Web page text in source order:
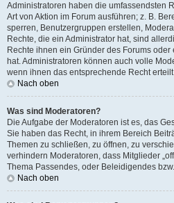
Administratoren haben die umfassendsten
Art von Aktion im Forum ausführen; z. B.
sperren, Benutzergruppen erstellen,
Rechte, die ein Administrator hat, sind
Rechte ihnen ein Gründer des Forums
hat. Administratoren können auch volle
wenn ihnen das entsprechende Recht
Nach oben
Was sind Moderatoren?
Die Aufgabe der Moderatoren ist es, das
Sie haben das Recht, in ihrem Bereich
Themen zu schließen, zu öffnen, zu
verhindern Moderatoren, dass Mitglieder
Thema Passendes, oder Beleidigendes
Nach oben